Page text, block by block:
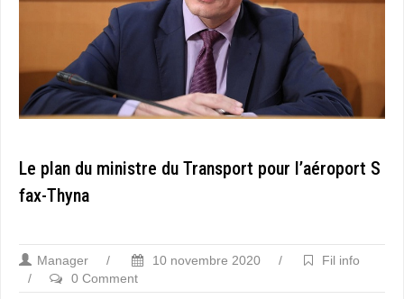
Le plan du ministre du Transport pour l’aéroport S
fax-Thyna
Manager / 10 novembre 2020 /
Fil info
/
0 Comment